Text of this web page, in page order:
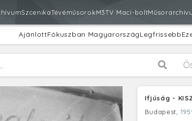
SzcenikaTévéműsorokM3TV Maci-bolt
AjánlottFókuszban MagyarországLegfrissebb
Ifjúság -
Budapest,